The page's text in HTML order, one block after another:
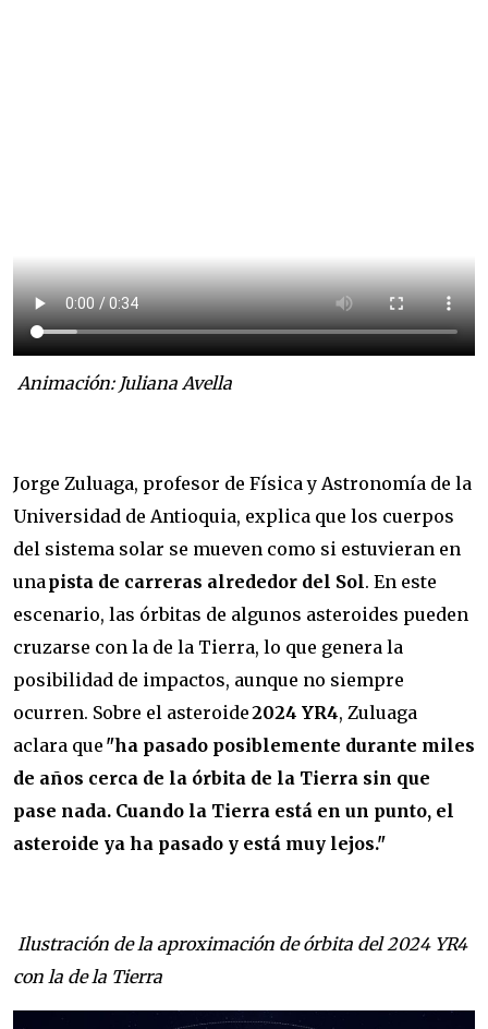
Animación: Juliana Avella
Jorge Zuluaga, profesor de Física y Astronomía de la
Universidad de Antioquia, explica que los cuerpos
del sistema solar se mueven como si estuvieran en
unapista de carreras alrededor del Sol. En este
escenario, las órbitas de algunos asteroides pueden
cruzarse con la de la Tierra, lo que genera la
posibilidad de impactos, aunque no siempre
ocurren. Sobre el asteroide2024 YR4, Zuluaga
aclara que "ha pasado posiblemente durante miles
de años cerca de la órbita de la Tierra sin que
pase nada. Cuando la Tierra está en un punto, el
asteroide ya ha pasado y está muy lejos."
Ilustración de la aproximación de órbita del 2024 YR4
con la de la Tierra